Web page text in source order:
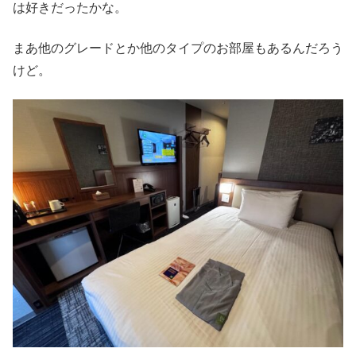
は好きだったかな。
まあ他のグレードとか他のタイプのお部屋もあるんだろう
けど。